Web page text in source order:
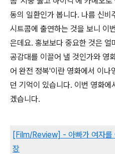
동의 일환인가 봅니다. 나름 신비
시트콤에 출연하는 것을 보니 이
은데요. 홍보보다 중요한 것은 얼
공감대를 이끌어 낼 것인가와 영
어 완전 정복'이란 영화에서 이나
던 기억이 있습니다. 이번 영화
겠습니다.
[Film/Review] - 아빠가 여자를
장